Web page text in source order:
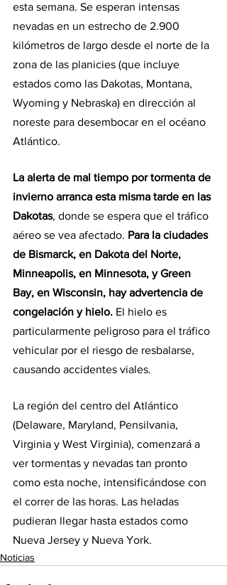
esta semana. Se esperan intensas
nevadas en un estrecho de 2.900
kilómetros de largo desde el norte de la
zona de las planicies (que incluye
estados como las Dakotas, Montana,
Wyoming y Nebraska) en dirección al
noreste para desembocar en el océano
Atlántico.
La alerta de mal tiempo por tormenta de
invierno arranca esta misma tarde en las
Dakotas, donde se espera que el tráfico
aéreo se vea afectado. Para la ciudades
de Bismarck, en Dakota del Norte,
Minneapolis, en Minnesota, y Green
Bay, en Wisconsin, hay advertencia de
congelación y hielo. El hielo es
particularmente peligroso para el tráfico
vehicular por el riesgo de resbalarse,
causando accidentes viales.
La región del centro del Atlántico
(Delaware, Maryland, Pensilvania,
Virginia y West Virginia), comenzará a
ver tormentas y nevadas tan pronto
como esta noche, intensificándose con
el correr de las horas. Las heladas
pudieran llegar hasta estados como
Nueva Jersey y Nueva York.
Noticias